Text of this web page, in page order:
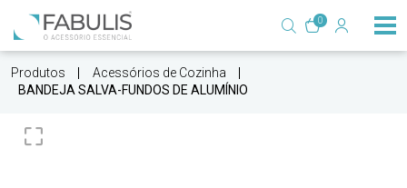
0
Produtos
Acessórios de Cozinha
BANDEJA SALVA-FUNDOS DE ALUMÍNIO